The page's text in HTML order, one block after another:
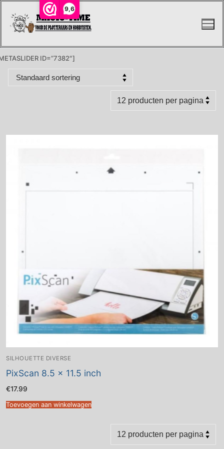
9,6
naar
ID=”7382″]
SILHOUETTE DIVERSE
PixScan 8.5 x 11.5 inch
€17.99
Toevoegen aan winkelwagen